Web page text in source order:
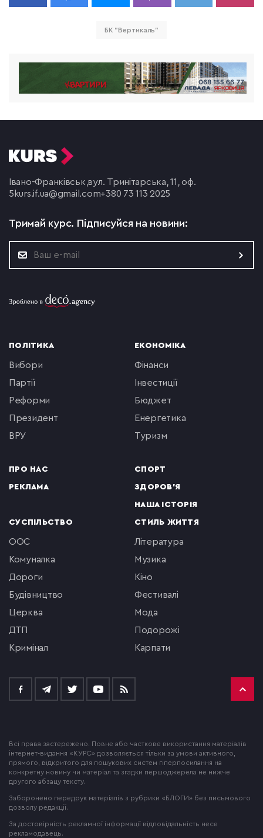
БК "Вертикаль"
Івано-Франківськ,вул. Тринітарська, 11, оф.
5 kurs.if.ua@gmail.com+380 73 113 2025
Тримай курс. Підписуйся на новини:
ПОЛІТИКА
вибори
партії
реформи
президент
ВРУ
ПРО НАС
РЕКЛАМА
ЕКОНОМІКА
фінанси
інвестиції
бюджет
енергетика
туризм
СПОРТ
ЗДОРОВ'Я
НАША ІСТОРІЯ
СУСПІЛЬСТВО
ООС
комуналка
Дороги
будівництво
церква
ДТП
кримінал
СТИЛЬ ЖИТТЯ
література
музика
кіно
фестивалі
мода
подорожі
Карпати
Всі права застережено. Повне або часткове використання матеріалів
інтернет-видання «КУРС» дозволяється тільки за умови активного,
прямого, відкритого для пошукових систем гіперпосилання на
конкретну новину чи матеріал та згадки першоджерела не нижче
другого абзацу тексту.
Заборонено передрук матеріалів з рубрики «БЛОГИ» без письмового
дозволу редакції.
За достовірність рекламної інформації відповідальність несе
рекламодавець.